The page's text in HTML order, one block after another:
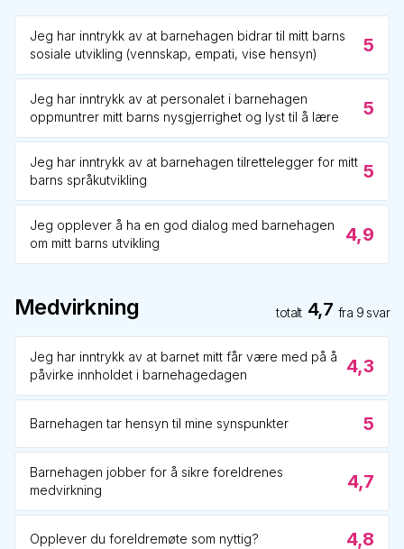
Jeg har inntrykk av at barnehagen bidrar til mitt barns
sosiale utvikling (vennskap, empati, vise hensyn)
5
Jeg har inntrykk av at personalet i barnehagen
oppmuntrer mitt barns nysgjerrighet og lyst til å lære
5
Jeg har inntrykk av at barnehagen tilrettelegger for mitt
barns språkutvikling
5
Jeg opplever å ha en god dialog med barnehagen
om mitt barns utvikling
4,9
Medvirkning totalt 4,7 fra 9 svar
Jeg har inntrykk av at barnet mitt får være med på å
påvirke innholdet i barnehagedagen
4,3
Barnehagen tar hensyn til mine synspunkter 5
Barnehagen jobber for å sikre foreldrenes
medvirkning
4,7
Opplever du foreldremøte som nyttig? 4,8